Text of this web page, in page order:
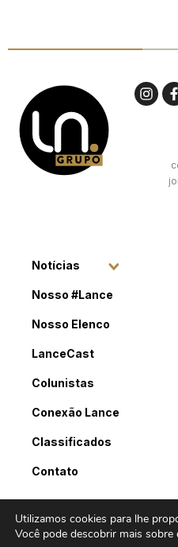
Notícias
Nosso #Lance
Nosso Elenco
LanceCast
Colunistas
Conexão Lance
Classificados
Contato
Utilizamos cookies para lhe
Você pode descobrir mais